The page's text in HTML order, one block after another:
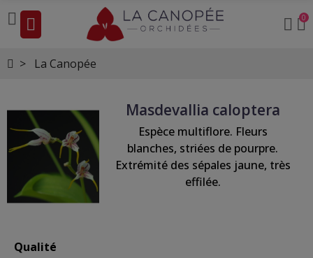
0
La Canopée
Masdevallia caloptera
Espèce multiflore. Fleurs
blanches, striées de pourpre.
Extrémité des sépales jaune, très
effilée.
Qualité